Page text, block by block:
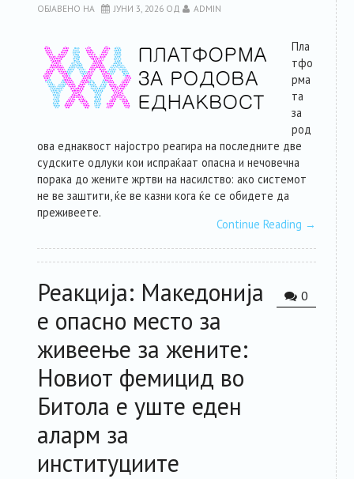
ОБЈАВЕНО НА ЈУНИ 3, 2026 ОД ADMIN
Пла
тфо
рма
та
за
род
ова еднаквост најостро реагира на последните две
судските одлуки кои испраќаат опасна и нечовечна
порака до жените жртви на насилство: ако системот
не ве заштити, ќе ве казни кога ќе се обидете да
преживеете.
Continue Reading →
0
Реакција: Македонија
е опасно место за
живеење за жените:
Новиот фемицид во
Битола е уште еден
аларм за
институциите